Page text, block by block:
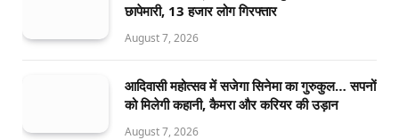
छापेमारी, 13 हजार लोग गिरफ्तार
August 7, 2026
आदिवासी महोत्सव में सजेगा सिनेमा का गुरुकुल… सपनों
को मिलेगी कहानी, कैमरा और करियर की उड़ान
August 7, 2026